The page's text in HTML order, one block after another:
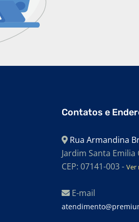
Contatos e
Rua Armandina
Jardim Santa
CEP: 07141-003 - Ver
E-mail